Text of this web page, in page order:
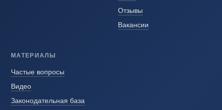
Отзывы
Вакансии
МАТЕРИАЛЫ
Частые вопросы
Видео
Законодательная база